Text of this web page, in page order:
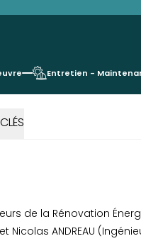
Entretien -
de la Rénovation
Nicolas ANDREAU